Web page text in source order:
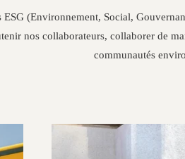
(Environnement, Social,
nos collaborateurs, collaborer de
communautés